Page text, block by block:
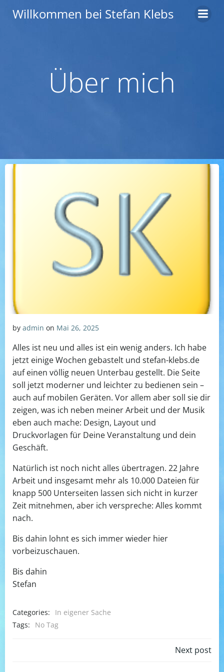
Inhalt
Willkommen bei Stefan Klebs
Über mich
by admin on Mai 26, 2025
Alles ist neu und alles ist ein wenig anders. Ich habe
jetzt einige Wochen gebastelt und stefan-klebs.de
auf einen völlig neuen Unterbau gestellt. Die Seite
soll jetzt moderner und leichter zu bedienen sein –
auch auf mobilen Geräten. Vor allem aber soll sie dir
zeigen, was ich neben meiner Arbeit und der Musik
eben auch mache: Design, Layout und
Druckvorlagen für Deine Veranstaltung und dein
Geschäft.
Natürlich ist noch nicht alles übertragen. 22 Jahre
Arbeit und insgesamt mehr als 10.000 Dateien für
knapp 500 Unterseiten lassen sich nicht in kurzer
Zeit mitnehmen, aber ich verspreche: Alles kommt
nach.
Bis dahin lohnt es sich immer wieder hier
vorbeizuschauen.
Bis dahin
Stefan
Categories:
In eigener Sache
Tags:
No Tag
Next post